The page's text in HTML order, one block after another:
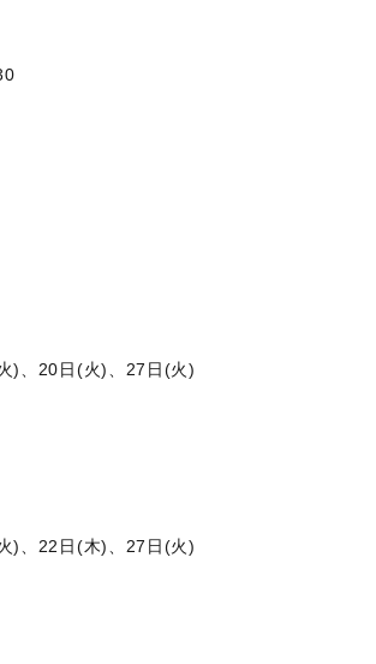
20日(火)、27日(火)
22日(木)、27日(火)